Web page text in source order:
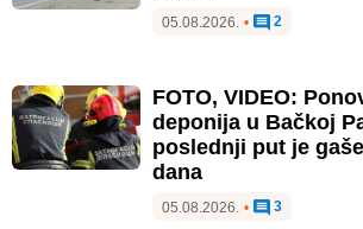
05.08.2026. • 2
FOTO, VIDEO:
deponija u Bačkoj
poslednji put je
dana
05.08.2026. • 3